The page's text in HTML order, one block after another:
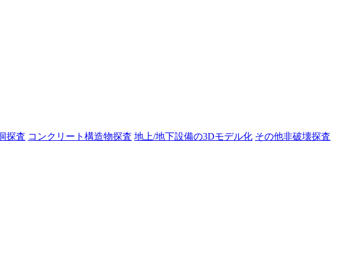
探査 コンクリート構造物探査 地上/地下設備の3Dモデル化 その他非破壊探査